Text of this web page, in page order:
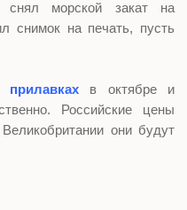
снял морской закат на
снимок на печать, пусть
в октябре и
Российские цены
они будут